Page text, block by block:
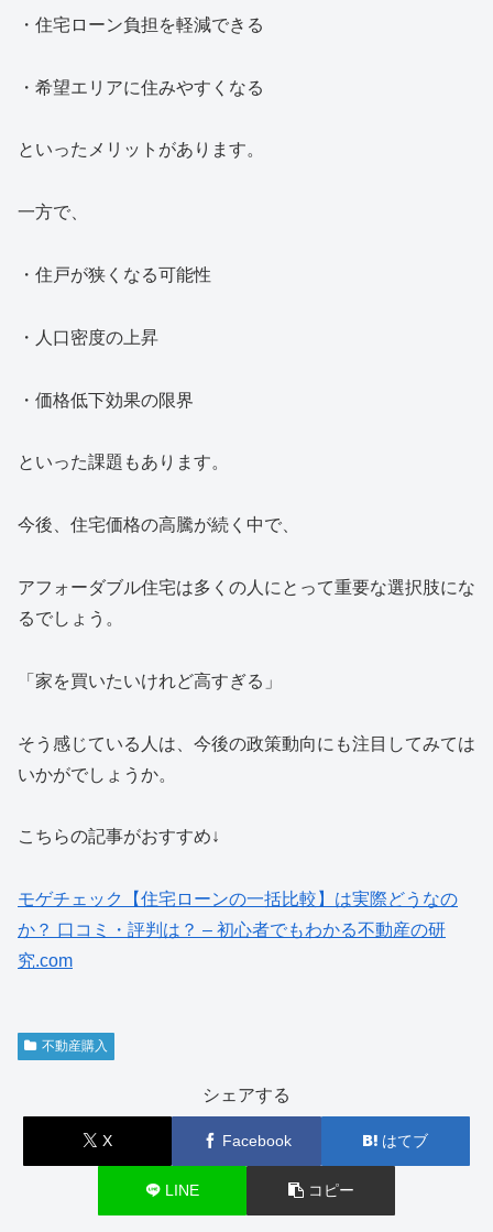
・住宅ローン負担を軽減できる
・希望エリアに住みやすくなる
といったメリットがあります。
一方で、
・住戸が狭くなる可能性
・人口密度の上昇
・価格低下効果の限界
といった課題もあります。
今後、住宅価格の高騰が続く中で、
アフォーダブル住宅は多くの人にとって重要な選択肢にな
るでしょう。
「家を買いたいけれど高すぎる」
そう感じている人は、今後の政策動向にも注目してみては
いかがでしょうか。
こちらの記事がおすすめ↓
モゲチェック【住宅ローンの一括比較】は実際どうなの
か？ 口コミ・評判は？ – 初心者でもわかる不動産の研
究.com
不動産購入
シェアする
X Facebook はてブ
LINE コピー